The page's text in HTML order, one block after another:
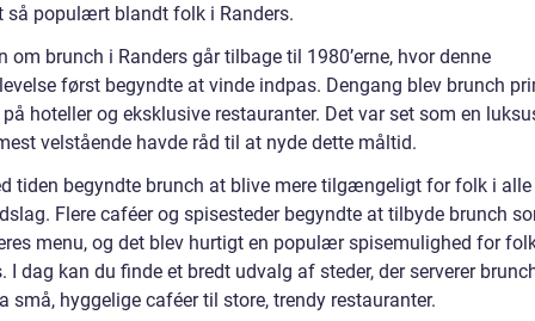
så populært blandt folk i Randers.
om brunch i Randers går tilbage til 1980’erne, hvor denne
først begyndte at vinde indpas. Dengang blev brunch
på hoteller og eksklusive restauranter. Det var set som en
velstående havde råd til at nyde dette måltid.
tiden begyndte brunch at blive mere tilgængeligt for folk i alle
Flere caféer og spisesteder begyndte at tilbyde brunch
menu, og det blev hurtigt en populær spisemulighed for
I dag kan du finde et bredt udvalg af steder, der serverer
små, hyggelige caféer til store, trendy restauranter.